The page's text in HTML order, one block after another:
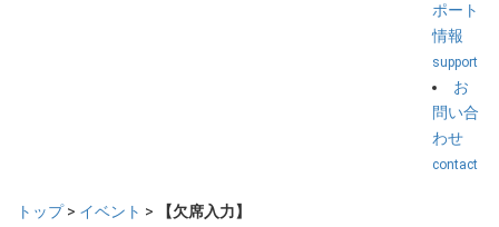
ポート
情報
support
お
問い合
わせ
contact
トップ> イベント > 【欠席入力】